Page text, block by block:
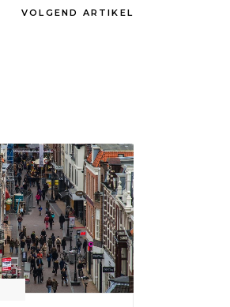
VOLGEND ARTIKEL